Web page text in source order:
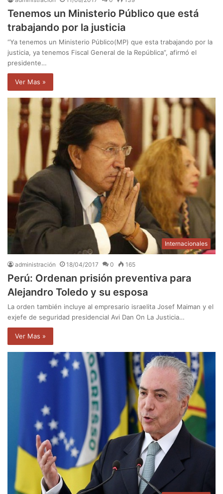
Tenemos un Ministerio Público que está
trabajando por la justicia
“Ya tenemos un Ministerio Público(MP) que esta trabajando por la
justicia, ya tenemos Fiscal General de la República”, afirmó el
presidente…
Ver Mas »
Internacionales
administración 18/04/2017 0 165
Perú: Ordenan prisión preventiva para
Alejandro Toledo y su esposa
La orden también incluye al empresario israelita Josef Maiman y el
exjefe de seguridad presidencial Avi Dan On La Justicia…
Ver Mas »